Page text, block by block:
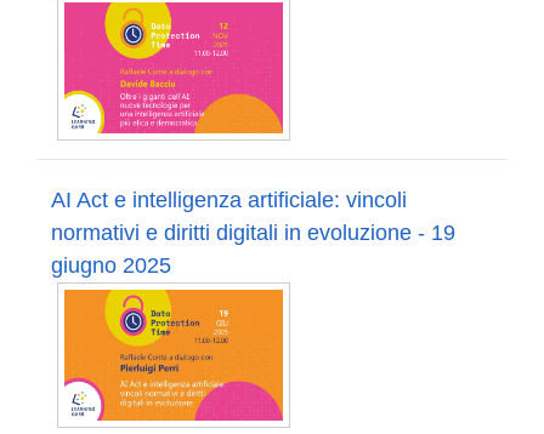
AI Act e intelligenza artificiale: vincoli
normativi e diritti digitali in evoluzione - 19
giugno 2025